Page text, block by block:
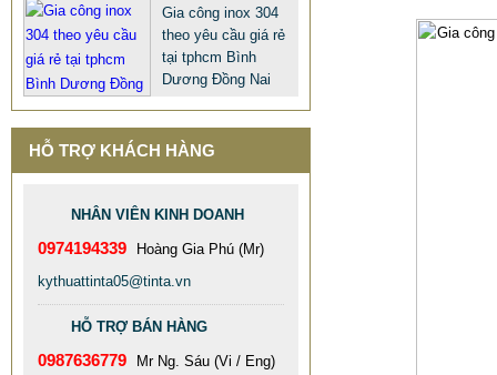
XƯỞNG SẢN XUẤT BỒN INOX
HOA
78.999 VNĐ79.900 VNĐ
Gia công inox 304
theo yêu cầu giá rẻ
tại tphcm Bình
Dương Đồng Nai
HỖ TRỢ KHÁCH HÀNG
NHÂN VIÊN KINH DOANH
0974194339
Hoàng Gia Phú (Mr)
kythuattinta05@tinta.vn
HỖ TRỢ BÁN HÀNG
0987636779
Mr Ng. Sáu (Vi / Eng)